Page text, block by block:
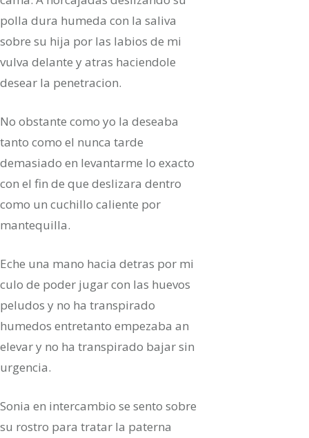
polla dura humeda con la saliva
sobre su hija por las labios de mi
vulva delante y atras haciendole
desear la penetracion.
No obstante como yo la deseaba
tanto como el nunca tarde
demasiado en levantarme lo exacto
con el fin de que deslizara dentro
como un cuchillo caliente por
mantequilla.
Eche una mano hacia detras por mi
culo de poder jugar con las huevos
peludos y no ha transpirado
humedos entretanto empezaba an
elevar y no ha transpirado bajar sin
urgencia.
Sonia en intercambio se sento sobre
su rostro para tratar la paterna